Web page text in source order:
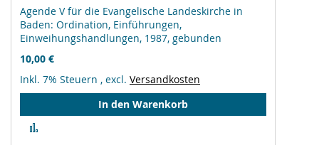
Agende V für die Evangelische Landeskirche in
Baden: Ordination, Einführungen,
Einweihungshandlungen, 1987, gebunden
10,00 €
Inkl. 7% Steuern , excl. Versandkosten
In den Warenkorb